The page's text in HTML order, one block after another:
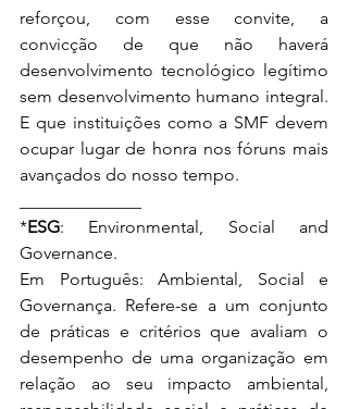
reforçou, com esse convite, a
convicção de que não haverá
desenvolvimento tecnológico legítimo
sem desenvolvimento humano integral.
E que instituições como a SMF devem
ocupar lugar de honra nos fóruns mais
avançados do nosso tempo.
*ESG: Environmental, Social and
Governance.
Em Português: Ambiental, Social e
Governança. Refere-se a um conjunto
de práticas e critérios que avaliam o
desempenho de uma organização em
relação ao seu impacto ambiental,